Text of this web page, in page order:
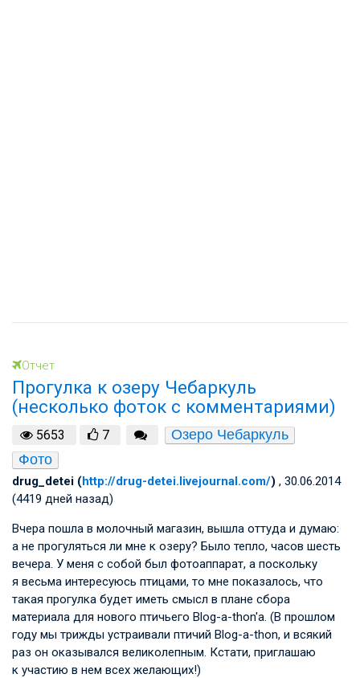
Отчет
Прогулка к озеру Чебаркуль
(несколько фоток с комментариями)
5653 7
Озеро Чебаркуль
Фото
drug_detei (http://drug-detei.livejournal.com/) , 30.06.2014
(4419 дней назад)
Вчера пошла в молочный магазин, вышла оттуда и думаю:
а не прогуляться ли мне к озеру? Было тепло, часов шесть
вечера. У меня с собой был фотоаппарат, а поскольку
я весьма интересуюсь птицами, то мне показалось, что
такая прогулка будет иметь смысл в плане сбора
материала для нового птичьего Blog-a-thon'а. (В прошлом
году мы трижды устраивали птичий Blog-a-thon, и всякий
раз он оказывался великолепным. Кстати, приглашаю
к участию в нем всех желающих!)